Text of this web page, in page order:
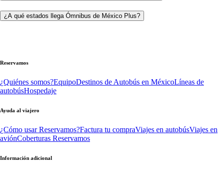
¿A qué estados llega Ómnibus de México Plus?
Reservamos
¿Quiénes somos?EquipoDestinos de Autobús en MéxicoLíneas de
autobúsHospedaje
Ayuda al viajero
¿Cómo usar Reservamos?Factura tu compraViajes en autobúsViajes en
aviónCoberturas Reservamos
Información adicional